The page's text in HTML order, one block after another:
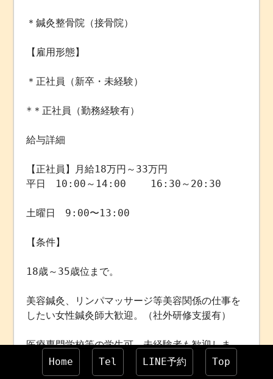
＊鍼灸整骨院（接骨院）
【雇用形態】
＊正社員（新卒・未経験）
*＊正社員（勤務経験有）
給与詳細
【正社員】月給18万円～33万円
平日 10:00～14:00 16:30～20:30
土曜日 9:00〜13:00
【条件】
18歳～35歳位まで。
美容鍼灸、リンパマッサージ等美容関係の仕事を
したい女性鍼灸師大歓迎。（社外研修支援有）
医療専門学校等の学生可。未経験者も歓迎しま
す!!親切・丁寧に指導します
Home Tel LINE予約 Top